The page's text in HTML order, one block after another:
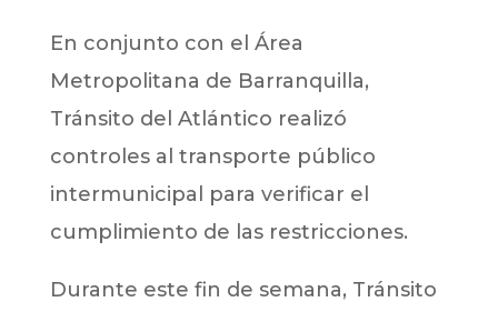
En conjunto con el Área
Metropolitana de Barranquilla,
Tránsito del Atlántico realizó
controles al transporte público
intermunicipal para verificar el
cumplimiento de las restricciones.
Durante este fin de semana, Tránsito